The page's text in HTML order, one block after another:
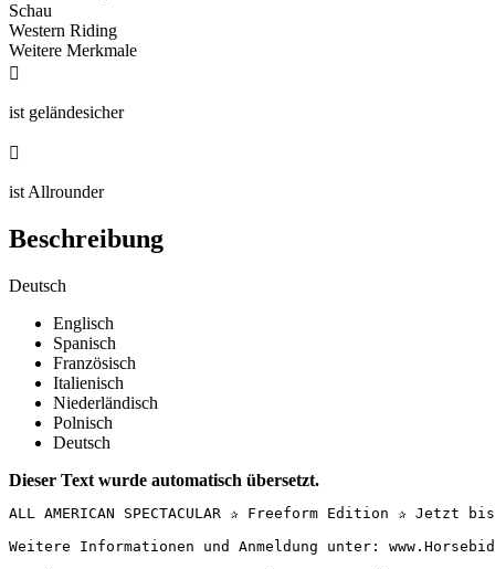
Schau
Western Riding
Weitere Merkmale

ist geländesicher

ist Allrounder
Beschreibung
Deutsch
Englisch
Spanisch
Französisch
Italienisch
Niederländisch
Polnisch
Deutsch
Dieser Text wurde automatisch übersetzt.
ALL AMERICAN SPECTACULAR ✰ Freeform Edition ✰
Weitere Informationen und Anmeldung unter: